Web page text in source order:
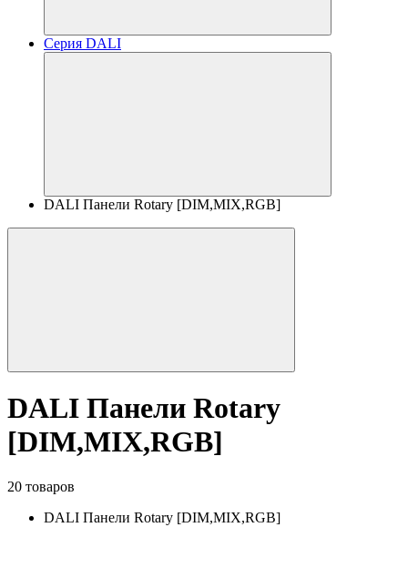
Серия DALI
DALI Панели Rotary [DIM,MIX,RGB]
DALI Панели Rotary
[DIM,MIX,RGB]
20 товаров
DALI Панели Rotary [DIM,MIX,RGB]